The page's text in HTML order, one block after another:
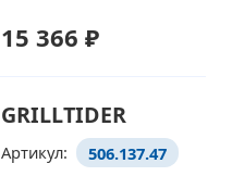
15 366 ₽
GRILLTIDER
Артикул:
506.137.47